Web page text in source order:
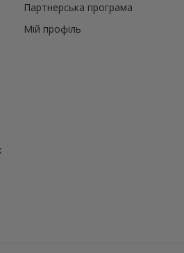
Партнерська програма
Мій профіль